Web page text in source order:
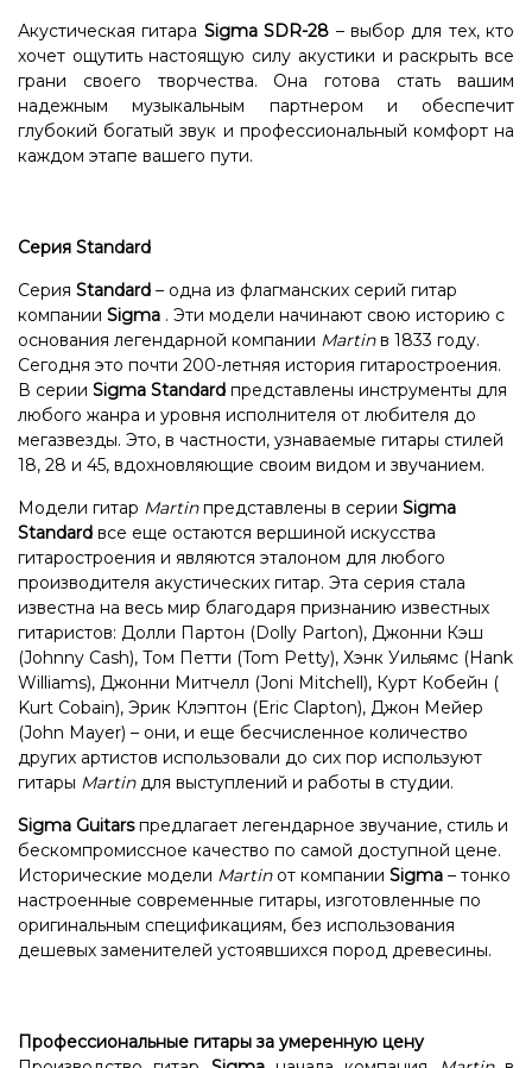
Акустическая гитара Sigma SDR-28 – выбор для тех, кто
хочет ощутить настоящую силу акустики и раскрыть все
грани своего творчества. Она готова стать вашим
надежным музыкальным партнером и обеспечит
глубокий богатый звук и профессиональный комфорт на
каждом этапе вашего пути.
Серия Standard
Серия Standard – одна из флагманских серий гитар
компании Sigma . Эти модели начинают свою историю с
основания легендарной компании Martinв 1833 году.
Сегодня это почти 200-летняя история гитаростроения.
В серии Sigma Standard представлены инструменты для
любого жанра и уровня исполнителя от любителя до
мегазвезды. Это, в частности, узнаваемые гитары стилей
18, 28 и 45, вдохновляющие своим видом и звучанием.
Модели гитар Martinпредставлены в серии Sigma
Standard все еще остаются вершиной искусства
гитаростроения и являются эталоном для любого
производителя акустических гитар. Эта серия стала
известна на весь мир благодаря признанию известных
гитаристов: Долли Партон (Dolly Parton), Джонни Кэш
(Johnny Cash), Том Петти (Tom Petty), Хэнк Уильямс (Hank
Williams), Джонни Митчелл (Joni Mitchell), Курт Кобейн (
Kurt Cobain), Эрик Клэптон (Eric Clapton), Джон Мейер
(John Mayer) – они, и еще бесчисленное количество
других артистов использовали до сих пор используют
гитары Martinдля выступлений и работы в студии.
Sigma Guitarsпредлагает легендарное звучание, стиль и
бескомпромиссное качество по самой доступной цене.
Исторические модели Martinот компании Sigma – тонко
настроенные современные гитары, изготовленные по
оригинальным спецификациям, без использования
дешевых заменителей устоявшихся пород древесины.
Профессиональные гитары за умеренную цену